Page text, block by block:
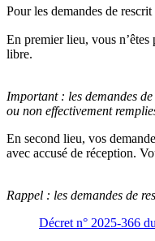
Pour les demandes de
En premier lieu, vous
libre.
Important : les demandes
ou non effectivement
En second lieu, vos
avec accusé de réception.
Rappel : les demandes de
Décret n° 2025-366